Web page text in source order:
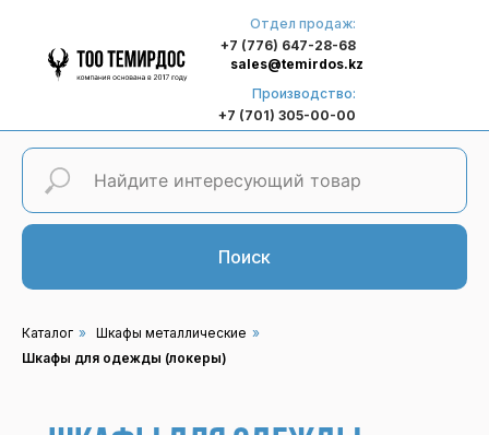
Отдел продаж:
+7 (776) 647-28-68
Производство:
+7 (701) 305-00-00
sales@temirdos.kz
Поиск
Каталог » Шкафы металлические »
Шкафы для одежды (локеры)